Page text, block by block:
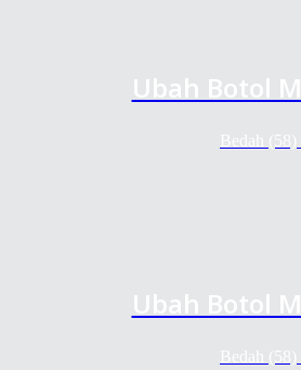
Ubah Botol
Bedah
Ubah Botol
Bedah